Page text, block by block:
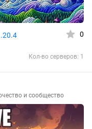
0
Кол-во серверов: 1
и сообщество